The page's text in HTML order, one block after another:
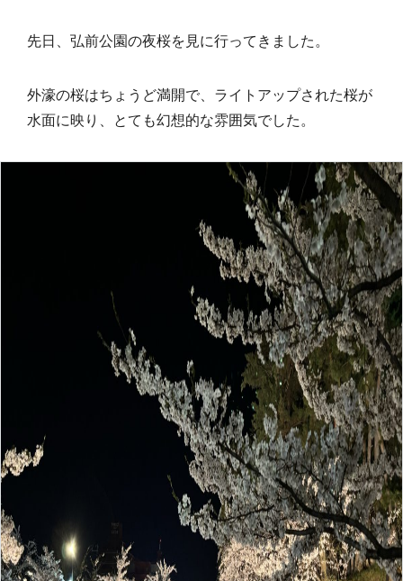
先日、弘前公園の夜桜を見に行ってきました。
外濠の桜はちょうど満開で、ライトアップされた桜が
水面に映り、とても幻想的な雰囲気でした。